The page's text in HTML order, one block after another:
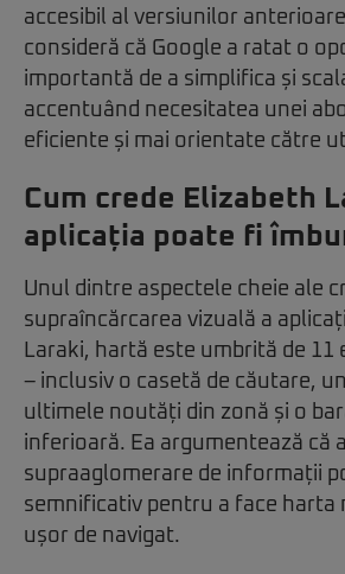
accesibil al versiunilor
consideră că Google a ratat o
importantă de a simplifica și
accentuând necesitatea unei
eficiente și mai orientate către
Cum crede Elizabeth
aplicația poate fi
Unul dintre aspectele cheie ale
supraîncărcarea vizuală a
Laraki, hartă este umbrită de 11
– inclusiv o casetă de căutare,
ultimele noutăți din zonă și o
inferioară. Ea argumentează că
supraaglomerare de informații
semnificativ pentru a face harta
ușor de navigat.